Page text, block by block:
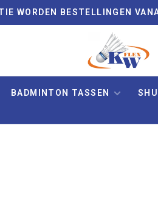
WORDEN BESTELLINGEN
BADMINTON TASSEN